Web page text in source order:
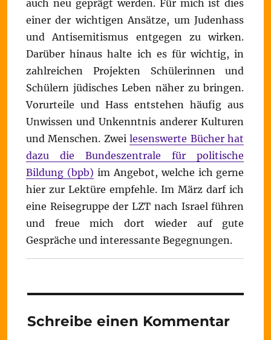
auch neu geprägt werden. Für mich ist dies
einer der wichtigen Ansätze, um Judenhass
und Antisemitismus entgegen zu wirken.
Darüber hinaus halte ich es für wichtig, in
zahlreichen Projekten Schülerinnen und
Schülern jüdisches Leben näher zu bringen.
Vorurteile und Hass entstehen häufig aus
Unwissen und Unkenntnis anderer Kulturen
und Menschen. Zweilesenswerte Bücher hat
dazu die Bundeszentrale für politische
Bildung (bpb) im Angebot, welche ich gerne
hier zur Lektüre empfehle. Im März darf ich
eine Reisegruppe der LZT nach Israel führen
und freue mich dort wieder auf gute
Gespräche und interessante Begegnungen.
Schreibe einen Kommentar